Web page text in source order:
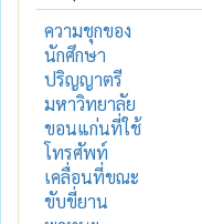
ความชุกของ
นักศึกษา
ปริญญาตรี
มหาวิทยาลัย
ขอนแก่นที่ใช้
โทรศัพท์
เคลื่อนที่ขณะ
ขับขี่ยาน